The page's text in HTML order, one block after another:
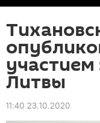
участием
Литвы
11:40 23.10.2020